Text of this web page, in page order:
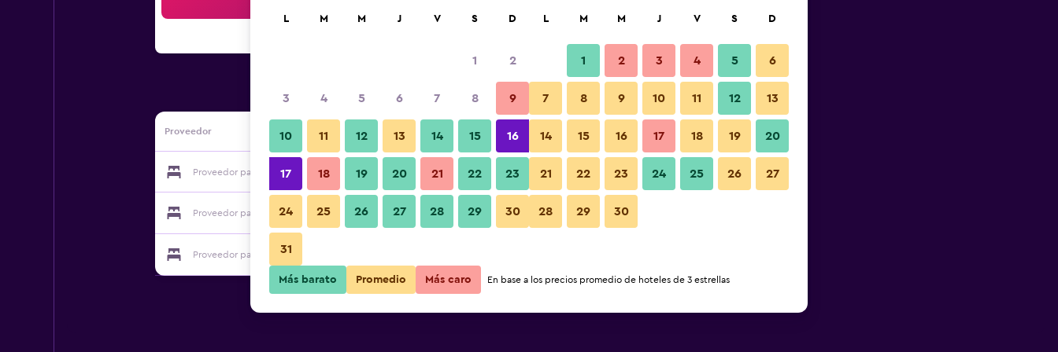
Proveedor
Proveedor para Hostal Santo Domingo Ver precios
Proveedor para Hostal Santo Domingo Ver precios
Proveedor para Hostal Santo Domingo
L M M J V S D
1 2
3 4 5 6 7 8 9
10 11 12 13 14 15 16
17 18 19 20 21 22 23
24 25 26 27 28 29 30
31
L M M J V S D
1 2 3 4 5 6
7 8 9 10 11 12 13
14 15 16 17 18 19 20
21 22 23 24 25 26 27
28 29 30
Más barato Promedio Más caro En base a los precios promedio de hoteles de 3 estrellas